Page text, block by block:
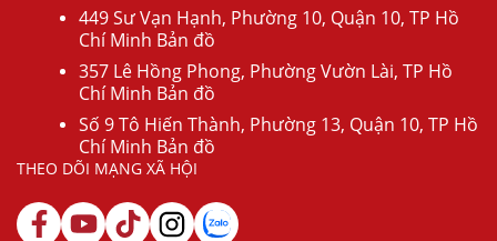
449 Sư Vạn Hạnh, Phường 10, Quận 10, TP Hồ
Chí Minh Bản đồ
357 Lê Hồng Phong, Phường Vườn Lài, TP Hồ
Chí Minh Bản đồ
Số 9 Tô Hiến Thành, Phường 13, Quận 10, TP Hồ
Chí Minh Bản đồ
THEO DÕI MẠNG XÃ HỘI